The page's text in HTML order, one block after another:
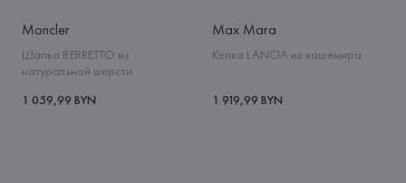
Moncler
Шапка BERRETTO из
натуральной шерсти
1 059,99 BYN
Max Mara
Кепка LANCIA из кашемира
1 919,99 BYN